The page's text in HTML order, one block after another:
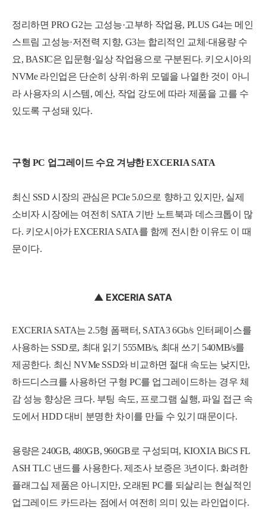
정리하면 PRO G2는 고성능·고부하 작업용, PLUS G4는 메인
스트림 고성능·저전력 지향, G3는 합리적인 교체·대용량 수
요, BASIC은 입문형·일상 작업용으로 구분된다. 키오시아의
NVMe 라인업은 단순히 상위·하위 모델을 나열한 것이 아니
라 사용자의 시스템, 예산, 작업 강도에 따라 제품을 고를 수
있도록 구성돼 있다.
구형 PC 업그레이드 수요 겨냥한 EXCERIA SATA
최신 SSD 시장의 관심은 PCIe 5.0으로 향하고 있지만, 실제
소비자 시장에는 여전히 SATA 기반 노트북과 데스크톱이 많
다. 키오시아가 EXCERIA SATA를 함께 전시한 이유도 이 때
문이다.
▲ EXCERIA SATA
EXCERIA SATA는 2.5형 폼팩터, SATA3 6Gb/s 인터페이스를
사용하는 SSD로, 최대 읽기 555MB/s, 최대 쓰기 540MB/s를
제공한다. 최신 NVMe SSD와 비교하면 절대 속도는 낮지만,
하드디스크를 사용하던 구형 PC를 업그레이드하는 경우 체
감 성능 향상은 크다. 부팅 속도, 프로그램 실행, 파일 접근 속
도에서 HDD 대비 분명한 차이를 만들 수 있기 때문이다.
용량은 240GB, 480GB, 960GB로 구성되며, KIOXIA BiCS FL
ASH TLC 낸드를 사용한다. 제조사 보증은 3년이다. 화려한
플래그십 제품은 아니지만, 오래된 PC를 되살리는 현실적인
업그레이드 카드라는 점에서 여전히 의미 있는 라인업이다.